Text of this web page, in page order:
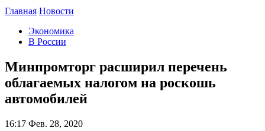
Главная Новости
Экономика
В России
Минпромторг расширил перечень
облагаемых налогом на роскошь
автомобилей
16:17 Фев. 28, 2020